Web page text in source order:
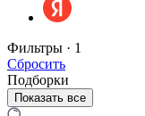
Фильтры · 1
Сбросить
Подборки
Показать все